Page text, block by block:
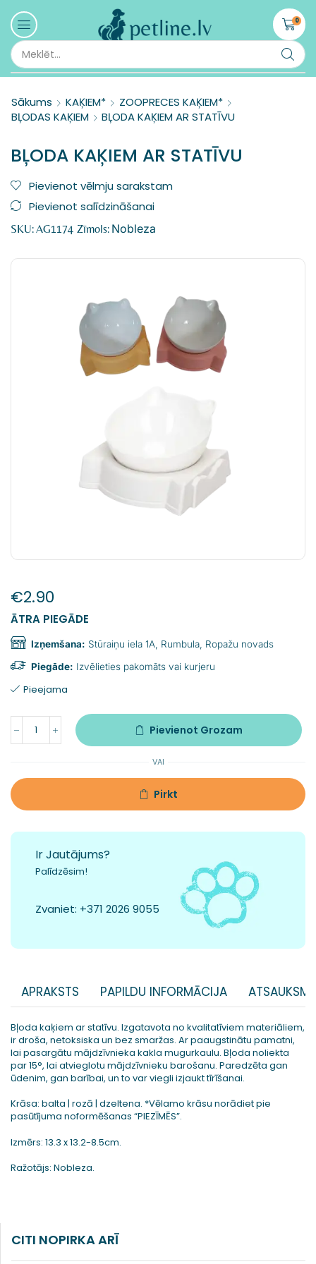
0
Sākums KAĶIEM*
ZOOPRECES KAĶIEM*
BĻODAS KAĶIEM
BĻODA KAĶIEM AR STATĪVU
BĻODA KAĶIEM AR STATĪVU
Pievienot vēlmju sarakstam
Pievienot salīdzināšanai
SKU:AG1174 Zīmols: Nobleza
€2.90
ĀTRA PIEGĀDE
Izņemšana: Stūraiņu iela 1A, Rumbula, Ropažu novads
Piegāde: Izvēlieties pakomāts vai kurjeru
Pieejama
Pievienot Grozam
VAI
Pirkt
Ir Jautājums?
Palīdzēsim!
Zvaniet: +371 2026 9055
APRAKSTS PAPILDU INFORMĀCIJA
Bļoda kaķiem ar statīvu. Izgatavota no kvalitatīviem materiāliem,
ir droša, netoksiska un bez smaržas. Ar paaugstinātu pamatni,
lai pasargātu mājdzīvnieka kakla mugurkaulu. Bļoda noliekta
par 15°, lai atvieglotu mājdzīvnieku barošanu. Paredzēta gan
ūdenim, gan barībai, un to var viegli izjaukt tīrīšanai.
Krāsa: balta | rozā | dzeltena. *Vēlamo krāsu norādiet pie
pasūtījuma noformēšanas “PIEZĪMĒS”.
Izmērs: 13.3 x 13.2-8.5cm.
Ražotājs: Nobleza.
CITI NOPIRKA ARĪ